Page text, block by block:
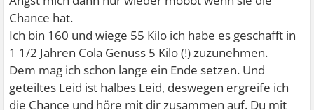
Chance hat.
Ich bin 160 und wiege 55 Kilo ich habe es geschafft in
1 1/2 Jahren Cola Genuss 5 Kilo (!) zuzunehmen.
Dem mag ich schon lange ein Ende setzen. Und
geteiltes Leid ist halbes Leid, deswegen ergreife ich
die Chance und höre mit dir zusammen auf. Du mit